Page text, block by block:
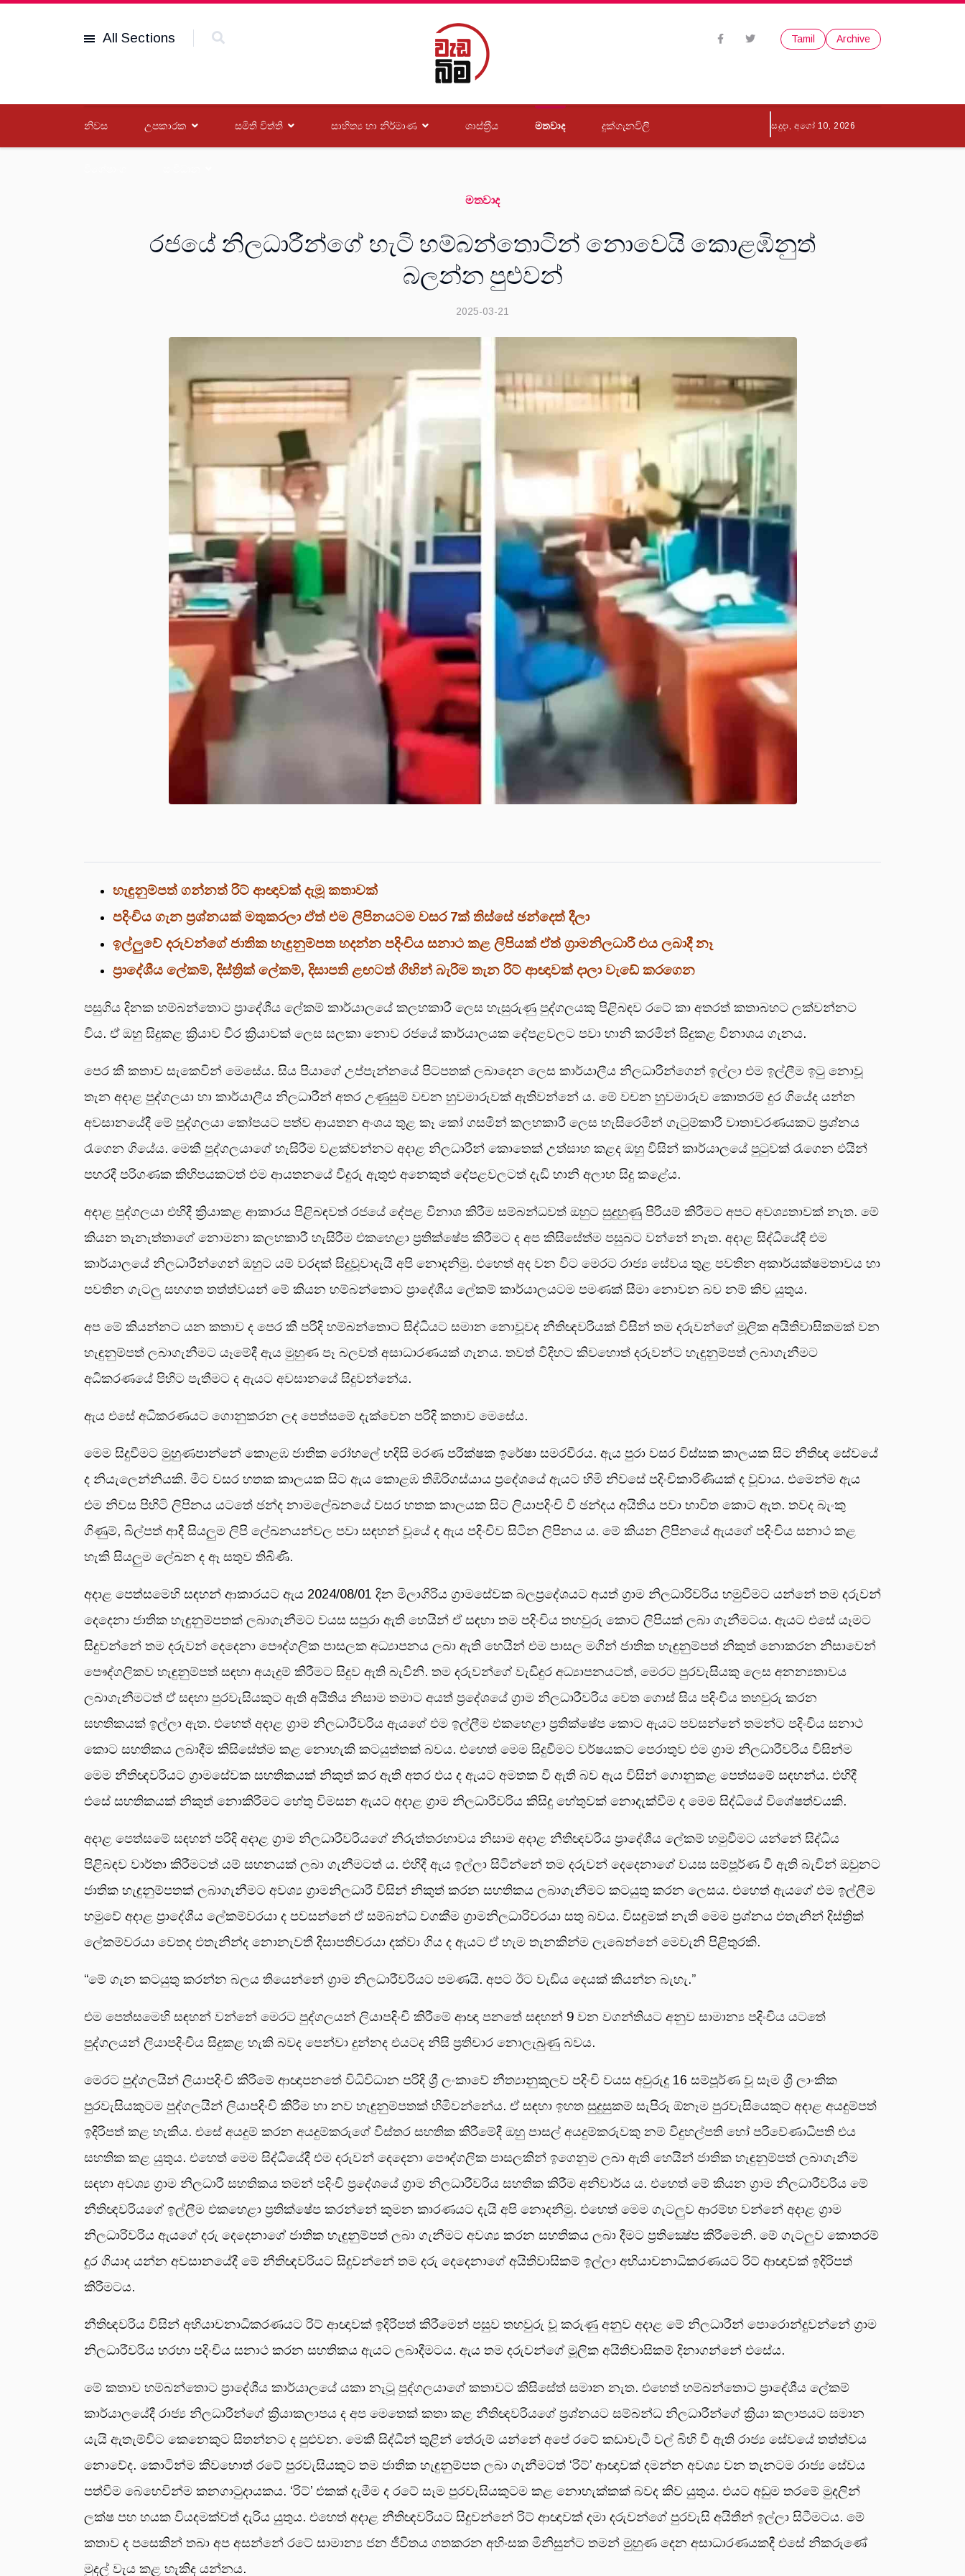
All Sections Tamil Archive
නිවස උපකාරක සමිති විත්ති සාහිත්‍ය හා නිර්මාණ ශාස්ත‍්‍රීය මතවාද දුක්ගැනවිලි සදුදා, අගෝ 10, 2026
මතවාද
රජයේ නිලධාරීන්ගේ හැටි හම්බන්තොටින් නොවෙයි කොළඹිනුත්
බලන්න පුළුවන්
2025-03-21
හැඳුනුම්පත් ගන්නත් රිට් ආඥාවක් දැමූ කතාවක්
පදිංචිය ගැන ප්‍රශ්නයක් මතුකරලා ඒත් එම ලිපිනයටම වසර 7ක් තිස්සේ ඡන්දෙත් දීලා
ඉල්ලුවේ දරුවන්ගේ ජාතික හැඳුනුම්පත හදන්න පදිංචිය සනාථ කළ ලිපියක් ඒත් ග්‍රාමනිලධාරී එය ලබාදී නෑ
ප්‍රාදේශීය ලේකම්, දිස්ත්‍රික් ලේකම්, දිසාපති ළඟටත් ගිහින් බැරිම තැන රිට් ආඥාවක් දාලා වැඩේ කරගෙන
පසුගිය දිනක හම්බන්තොට ප්‍රාදේශීය ලේකම් කාර්යාලයේ කලහකාරී ලෙස හැසුරුණු පුද්ගලයකු පිළිබඳව රටේ කා අතරත් කතාබහට ලක්වන්නට
විය. ඒ ඔහු සිදුකළ ක්‍රියාව වීර ක්‍රියාවක් ලෙස සලකා නොව රජයේ කාර්යාලයක දේපළවලට පවා හානි කරමින් සිදුකළ විනාශය ගැනය.
පෙර කී කතාව සැකෙවින් මෙසේය. සිය පියාගේ උප්පැන්නයේ පිටපතක් ලබාදෙන ලෙස කාර්යාලීය නිලධාරීන්ගෙන් ඉල්ලා එම ඉල්ලීම ඉටු නොවූ
තැන අදාළ පුද්ගලයා හා කාර්යාලීය නිලධාරීන් අතර උණුසුම් වචන හුවමාරුවක් ඇතිවන්නේ ය. මේ වචන හුවමාරුව කොතරම් දුර ගියේද යන්න
අවසානයේදී මේ පුද්ගලයා කෝපයට පත්ව ආයතන අංශය තුළ කෑ කෝ ගසමින් කලහකාරී ලෙස හැසිරෙමින් ගැටුම්කාරී වාතාවරණයකට ප්‍රශ්නය
රැගෙන ගියේය. මෙකී පුද්ගලයාගේ හැසිරීම වළක්වන්නට අදාළ නිලධාරීන් කොතෙක් උත්සාහ කළද ඔහු විසින් කාර්යාලයේ පුටුවක් රැගෙන එයින්
පහරදී පරිගණක කිහිපයකටත් එම ආයතනයේ වීදුරු ඇතුළු අනෙකුත් දේපළවලටත් දැඩි හානි අලාභ සිදු කළේය.
අදාළ පුද්ගලයා එහිදී ක්‍රියාකළ ආකාරය පිළිබඳවත් රජයේ දේපළ විනාශ කිරීම සම්බන්ධවත් ඔහුට සුදුහුණු පිරියම් කිරීමට අපට අවශ්‍යතාවක් නැත. මේ
කියන තැනැත්තාගේ නොමනා කලහකාරී හැසිරීම එකහෙළා ප්‍රතික්ෂේප කිරීමට ද අප කිසිසේත්ම පසුබට වන්නේ නැත. අදාළ සිද්ධියේදී එම
කාර්යාලයේ නිලධාරීන්ගෙන් ඔහුට යම් වරදක් සිදුවූවාදැයි අපි නොදනිමු. එහෙත් අද වන විට මෙරට රාජ්‍ය සේවය තුළ පවතින අකාර්යක්ෂමතාවය හා
පවතින ගැටලු සහගත තත්ත්වයන් මේ කියන හම්බන්තොට ප්‍රාදේශීය ලේකම් කාර්යාලයටම පමණක් සීමා නොවන බව නම් කිව යුතුය.
අප මේ කියන්නට යන කතාව ද පෙර කී පරිදි හම්බන්තොට සිද්ධියට සමාන නොවූවද නීතිඥවරියක් විසින් තම දරුවන්ගේ මූලික අයිතිවාසිකමක් වන
හැඳුනුම්පත් ලබාගැනීමට යෑමේදී ඇය මුහුණ පෑ බලවත් අසාධාරණයක් ගැනය. තවත් විදිහට කිවහොත් දරුවන්ට හැඳුනුම්පත් ලබාගැනීමට
අධිකරණයේ පිහිට පැතීමට ද ඇයට අවසානයේ සිදුවන්නේය.
ඇය එසේ අධිකරණයට ගොනුකරන ලද පෙත්සමේ දැක්වෙන පරිදි කතාව මෙසේය.
මෙම සිදුවීමට මුහුණපාන්නේ කොළඹ ජාතික රෝහලේ හදිසි මරණ පරීක්ෂක ඉරේෂා සමරවීරය. ඇය පුරා වසර විස්සක කාලයක සිට නීතිඥ සේවයේ
ද නියැලෙන්නියකි. මීට වසර හතක කාලයක සිට ඇය කොළඹ තිඹිරිගස්යාය ප්‍රදේශයේ ඇයට හිමි නිවසේ පදිංචිකාරිණියක් ද වූවාය. එමෙන්ම ඇය
එම නිවස පිහිටි ලිපිනය යටතේ ඡන්ද නාමලේඛනයේ වසර හතක කාලයක සිට ලියාපදිංචි වී ඡන්දය අයිතිය පවා භාවිත කොට ඇත. තවද බැංකු
ගිණුම්, බිල්පත් ආදී සියලුම ලිපි ලේඛනයන්වල පවා සඳහන් වූයේ ද ඇය පදිංචිව සිටින ලිපිනය ය. මේ කියන ලිපිනයේ ඇයගේ පදිංචිය සනාථ කළ
හැකි සියලුම ලේඛන ද ඈ සතුව තිබිණි.
අදාළ පෙත්සමෙහි සඳහන් ආකාරයට ඇය 2024/08/01 දින මිලාගිරිය ග්‍රාමසේවක බලප්‍රදේශයට අයත් ග්‍රාම නිලධාරිවරිය හමුවීමට යන්නේ තම දරුවන්
දෙදෙනා ජාතික හැඳුනුම්පතක් ලබාගැනීමට වයස සපුරා ඇති හෙයින් ඒ සඳහා තම පදිංචිය තහවුරු කොට ලිපියක් ලබා ගැනීමටය. ඇයට එසේ යෑමට
සිදුවන්නේ තම දරුවන් දෙදෙනා පෞද්ගලික පාසලක අධ්‍යාපනය ලබා ඇති හෙයින් එම පාසල මගින් ජාතික හැඳුනුම්පත් නිකුත් නොකරන නිසාවෙන්
පෞද්ගලිකව හැඳුනුම්පත් සඳහා අයැදුම් කිරීමට සිදුව ඇති බැවිනි. තම දරුවන්ගේ වැඩිදුර අධ්‍යාපනයටත්, මෙරට පුරවැසියකු ලෙස අනන්‍යතාවය
ලබාගැනීමටත් ඒ සඳහා පුරවැසියකුට ඇති අයිතිය නිසාම තමාට අයත් ප්‍රදේශයේ ග්‍රාම නිලධාරීවරිය වෙත ගොස් සිය පදිංචිය තහවුරු කරන
සහතිකයක් ඉල්ලා ඇත. එහෙත් අදාළ ග්‍රාම නිලධාරීවරිය ඇයගේ එම ඉල්ලීම එකහෙළා ප්‍රතික්ෂේප කොට ඇයට පවසන්නේ තමන්ට පදිංචිය සනාථ
කොට සහතිකය ලබාදීම කිසිසේත්ම කළ නොහැකි කටයුත්තක් බවය. එහෙත් මෙම සිදුවීමට වර්ෂයකට පෙරාතුව එම ග්‍රාම නිලධාරීවරිය විසින්ම
මෙම නීතිඥවරියට ග්‍රාමසේවක සහතිකයක් නිකුත් කර ඇති අතර එය ද ඇයට අමතක වී ඇති බව ඇය විසින් ගොනුකළ පෙත්සමේ සඳහන්ය. එහිදී
එසේ සහතිකයක් නිකුත් නොකිරීමට හේතු විමසන ඇයට අදාළ ග්‍රාම නිලධාරීවරිය කිසිදු හේතුවක් නොදැක්වීම ද මෙම සිද්ධියේ විශේෂත්වයකි.
අදාළ පෙත්සමේ සඳහන් පරිදි අදාළ ග්‍රාම නිලධාරීවරියගේ නිරුත්තරභාවය නිසාම අදාළ නීතිඥවරිය ප්‍රාදේශීය ලේකම් හමුවීමට යන්නේ සිද්ධිය
පිළිබඳව වාර්තා කිරීමටත් යම් සහනයක් ලබා ගැනීමටත් ය. එහිදී ඇය ඉල්ලා සිටින්නේ තම දරුවන් දෙදෙනාගේ වයස සම්පූර්ණ වී ඇති බැවින් ඔවුනට
ජාතික හැඳුනුම්පතක් ලබාගැනීමට අවශ්‍ය ග්‍රාමනිලධාරී විසින් නිකුත් කරන සහතිකය ලබාගැනීමට කටයුතු කරන ලෙසය. එහෙත් ඇයගේ එම ඉල්ලීම
හමුවේ අදාළ ප්‍රාදේශීය ලේකම්වරයා ද පවසන්නේ ඒ සම්බන්ධ වගකීම ග්‍රාමනිලධාරිවරයා සතු බවය. විසඳුමක් නැති මෙම ප්‍රශ්නය එතැනින් දිස්ත්‍රික්
ලේකම්වරයා වෙතද එතැනින්ද නොනැවතී දිසාපතිවරයා දක්වා ගිය ද ඇයට ඒ හැම තැනකින්ම ලැබෙන්නේ මෙවැනි පිළිතුරකි.
“මේ ගැන කටයුතු කරන්න බලය තියෙන්නේ ග්‍රාම නිලධාරීවරියට පමණයි. අපට ඊට වැඩිය දෙයක් කියන්න බැහැ.”
එම පෙත්සමෙහි සඳහන් වන්නේ මෙරට පුද්ගලයන් ලියාපදිංචි කිරීමේ ආඥා පනතේ සඳහන් 9 වන වගන්තියට අනුව සාමාන්‍ය පදිංචිය යටතේ
පුද්ගලයන් ලියාපදිංචිය සිදුකළ හැකි බවද පෙන්වා දුන්නද එයටද නිසි ප්‍රතිචාර නොලැබුණු බවය.
මෙරට පුද්ගලයින් ලියාපදිංචි කිරීමේ ආඥාපනතේ විධිවිධාන පරිදි ශ්‍රී ලංකාවේ නීත්‍යානුකූලව පදිංචි වයස අවුරුදු 16 සම්පූර්ණ වූ සෑම ශ්‍රී ලාංකික
පුරවැසියකුටම පුද්ගලයින් ලියාපදිංචි කිරීම හා නව හැඳුනුම්පතක් හිමිවන්නේය. ඒ සඳහා ඉහත සුදුසුකම් සැපිරූ ඕනෑම පුරවැසියෙකුට අදාළ අයදුම්පත්
ඉදිරිපත් කළ හැකිය. එසේ අයදුම් කරන අයදුම්කරුගේ විස්තර සහතික කිරීමේදී ඔහු පාසල් අයදුම්කරුවකු නම් විදුහල්පති හෝ පරිවේණාධිපති එය
සහතික කළ යුතුය. එහෙත් මෙම සිද්ධියේදී එම දරුවන් දෙදෙනා පෞද්ගලික පාසලකින් ඉගෙනුම ලබා ඇති හෙයින් ජාතික හැඳුනුම්පත් ලබාගැනීම
සඳහා අවශ්‍ය ග්‍රාම නිලධාරී සහතිකය තමන් පදිංචි ප්‍රදේශයේ ග්‍රාම නිලධාරීවරිය සහතික කිරීම අනිවාර්ය ය. එහෙත් මේ කියන ග්‍රාම නිලධාරීවරිය මේ
නීතිඥවරියගේ ඉල්ලීම එකහෙළා ප්‍රතික්ෂේප කරන්නේ කුමන කාරණයට දැයි අපි නොදනිමු. එහෙත් මෙම ගැටලුව ආරම්භ වන්නේ අදාළ ග්‍රාම
නිලධාරිවරිය ඇයගේ දරු දෙදෙනාගේ ජාතික හැඳුනුම්පත් ලබා ගැනීමට අවශ්‍ය කරන සහතිකය ලබා දීමට ප්‍රතික්‍ෂේප කිරීමෙනි. මේ ගැටලුව කොතරම්
දුර ගියාද යන්න අවසානයේදී මේ නීතිඥවරියට සිදුවන්නේ තම දරු දෙදෙනාගේ අයිතිවාසිකම් ඉල්ලා අභියාචනාධිකරණයට රිට් ආඥාවක් ඉදිරිපත්
කිරීමටය.
නීතිඥවරිය විසින් අභියාචනාධිකරණයට රිට් ආඥාවක් ඉදිරිපත් කිරීමෙන් පසුව තහවුරු වූ කරුණු අනුව අදාළ මේ නිලධාරීන් පොරොන්දුවන්නේ ග්‍රාම
නිලධාරීවරිය හරහා පදිංචිය සනාථ කරන සහතිකය ඇයට ලබාදීමටය. ඇය තම දරුවන්ගේ මූලික අයිතිවාසිකම් දිනාගන්නේ එසේය.
මේ කතාව හම්බන්තොට ප්‍රාදේශීය කාර්යාලයේ යකා නැටූ පුද්ගලයාගේ කතාවට කිසිසේත් සමාන නැත. එහෙත් හම්බන්තොට ප්‍රාදේශීය ලේකම්
කාර්යාලයේදී රාජ්‍ය නිලධාරීන්ගේ ක්‍රියාකලාපය ද අප මෙතෙක් කතා කළ නීතිඥවරියගේ ප්‍රශ්නයට සම්බන්ධ නිලධාරීන්ගේ ක්‍රියා කලාපයට සමාන
යැයි ඇතැම්විට කෙනෙකුට සිතන්නට ද පුළුවන. මෙකී සිද්ධීන් තුළින් තේරුම් යන්නේ අපේ රටේ කඩාවැටී වල් බිහි වී ඇති රාජ්‍ය සේවයේ තත්ත්වය
නොවේද. කොටින්ම කිවහොත් රටේ පුරවැසියකුට තම ජාතික හැඳුනුම්පත ලබා ගැනීමටත් ‘රිට්’ ආඥාවක් දමන්න අවශ්‍ය වන තැනටම රාජ්‍ය සේවය
පත්වීම බෙහෙවින්ම කනගාටුදායකය. ‘රිට්’ එකක් දැමීම ද රටේ සෑම පුරවැසියකුටම කළ නොහැක්කක් බවද කිව යුතුය. එයට අඩුම තරමේ මුදලින්
ලක්ෂ පහ හයක වියදමක්වත් දැරිය යුතුය. එහෙත් අදාළ නීතිඥවරියට සිදුවන්නේ රිට් ආඥාවක් දමා දරුවන්ගේ පුරවැසි අයිතීන් ඉල්ලා සිටීමටය. මේ
කතාව ද පසෙකින් තබා අප අසන්නේ රටේ සාමාන්‍ය ජන ජීවිතය ගතකරන අහිංසක මිනිසුන්ට තමන් මුහුණ දෙන අසාධාරණයකදී එසේ නිකරුණේ
මුදල් වැය කළ හැකිද යන්නය.